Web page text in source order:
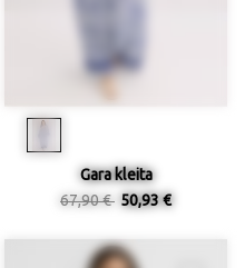
Gara kleita
67,90 € 50,93 €